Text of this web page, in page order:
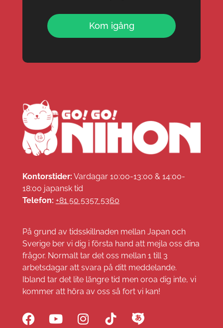
Kom igång
Kontorstider: Vardagar 10:00-13:00 & 14:00-
18:00 japansk tid
Telefon: +81 50 5357 5360
På grund av tidsskillnaden mellan Japan och
Sverige ber vi dig i första hand att mejla oss dina
frågor. Normalt tar det oss mellan 1 till 3
arbetsdagar att svara på ditt meddelande.
Ibland tar det lite längre tid men oroa dig inte, vi
kommer att höra av oss så fort vi kan!